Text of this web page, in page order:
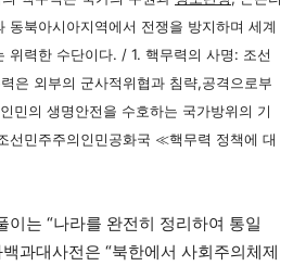
동북아시아지역에서 전쟁을 방지하며 세계
위력한 수단이다. / 1. 핵무력의 사명: 조선
은 외부의 군사적위협과 침략,공격으로부
민의 생명안전을 수호하는 국가방위의 기
선민주주의인민공화국 ≪핵무력 정책에 대
이는 “나라를 완전히 정리하여 통일
과대사전은 “북한에서 사회주의체제